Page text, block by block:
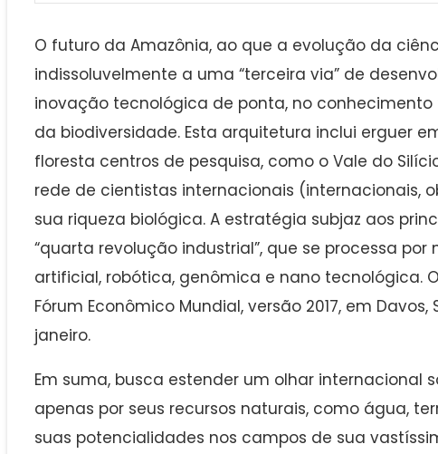
O futuro da Amazônia, ao que a evolução da
indissoluvelmente a uma “terceira via” de
inovação tecnológica de ponta, no
da biodiversidade. Esta arquitetura inclui erguer
floresta centros de pesquisa, como o Vale do
rede de cientistas internacionais (internacionais,
sua riqueza biológica. A estratégia subjaz aos
“quarta revolução industrial”, que se processa
artificial, robótica, genômica e nano tecnológica.
Fórum Econômico Mundial, versão 2017, em
janeiro.
Em suma, busca estender um olhar internacional
apenas por seus recursos naturais, como água,
suas potencialidades nos campos de sua